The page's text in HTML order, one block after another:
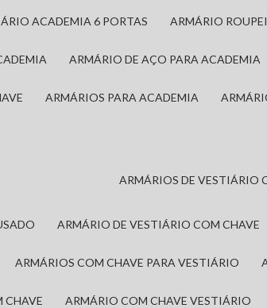
ACADEMIA 6 PORTAS ARMÁRIO
ARMÁRIO DE AÇO PARA ACADEMIA
ARMÁRIOS PARA ACADEMIA
ARMÁRIOS DE VESTIÁRIO
ARMÁRIO DE VESTIÁRIO COM CHAVE
ARMÁRIOS COM CHAVE PARA VESTIÁRIO
CHAVE ARMÁRIO COM CHAVE VESTIÁRIO